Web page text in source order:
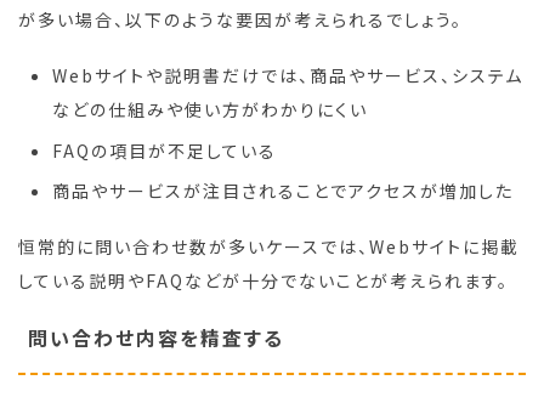
が多い場合、以下のような要因が考えられるでしょう。
Webサイトや説明書だけでは、商品やサービス、システム
などの仕組みや使い方がわかりにくい
FAQの項目が不足している
商品やサービスが注目されることでアクセスが増加した
恒常的に問い合わせ数が多いケースでは、Webサイトに掲載
している説明やFAQなどが十分でないことが考えられます。
問い合わせ内容を精査する